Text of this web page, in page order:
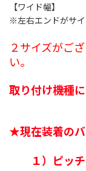
【ワイド幅】
※左右エンドがサイ
２サイズがご
い。
取り付け機種
★現在装着の
１）ピッチ